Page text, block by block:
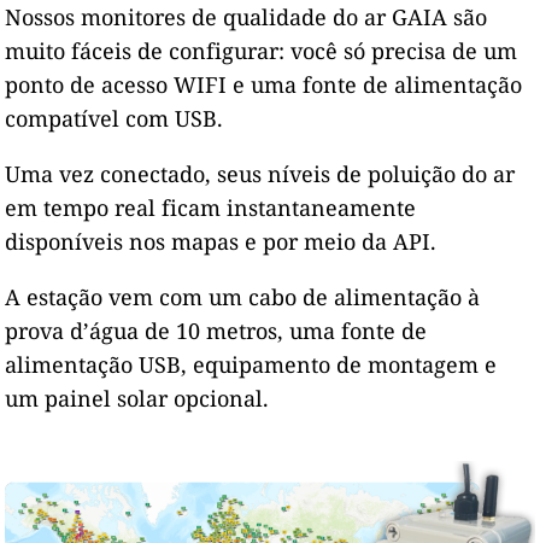
Nossos monitores de qualidade do ar GAIA são
muito fáceis de configurar: você só precisa de um
ponto de acesso WIFI e uma fonte de alimentação
compatível com USB.
Uma vez conectado, seus níveis de poluição do ar
em tempo real ficam instantaneamente
disponíveis nos mapas e por meio da API.
A estação vem com um cabo de alimentação à
prova d’água de 10 metros, uma fonte de
alimentação USB, equipamento de montagem e
um painel solar opcional.